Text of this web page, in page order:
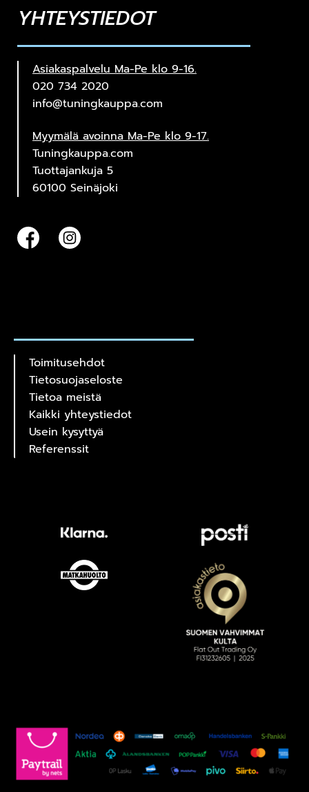
YHTEYSTIEDOT
Asiakaspalvelu Ma-Pe klo 9-16.
020 734 2020
info@tuningkauppa.com
Myymälä avoinna Ma-Pe klo 9-17.
Tuningkauppa.com
Tuottajankuja 5
60100 Seinäjoki
Toimitusehdot
Tietosuojaseloste
Tietoa meistä
Kaikki yhteystiedot
Usein kysyttyä
Referenssit